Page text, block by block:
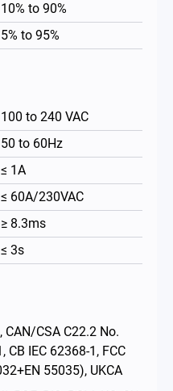
10% to 90%
5% to 95%
100 to 240 VAC
50 to 60Hz
≤ 1A
≤ 60A/230VAC
≥ 8.3ms
≤ 3s
CSA C22.2 No.
CB IEC 62368-1, FCC
55035), UKCA